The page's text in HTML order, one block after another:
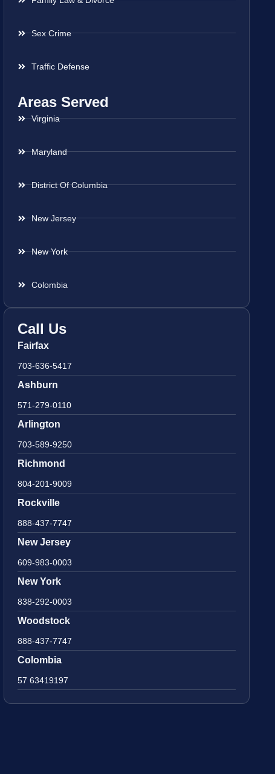
Sex Crime
Traffic Defense
Areas Served
Virginia
Maryland
District Of Columbia
New Jersey
New York
Colombia
Call Us
Fairfax
703-636-5417
Ashburn
571-279-0110
Arlington
703-589-9250
Richmond
804-201-9009
Rockville
888-437-7747
New Jersey
609-983-0003
New York
838-292-0003
Woodstock
888-437-7747
Colombia
57 63419197